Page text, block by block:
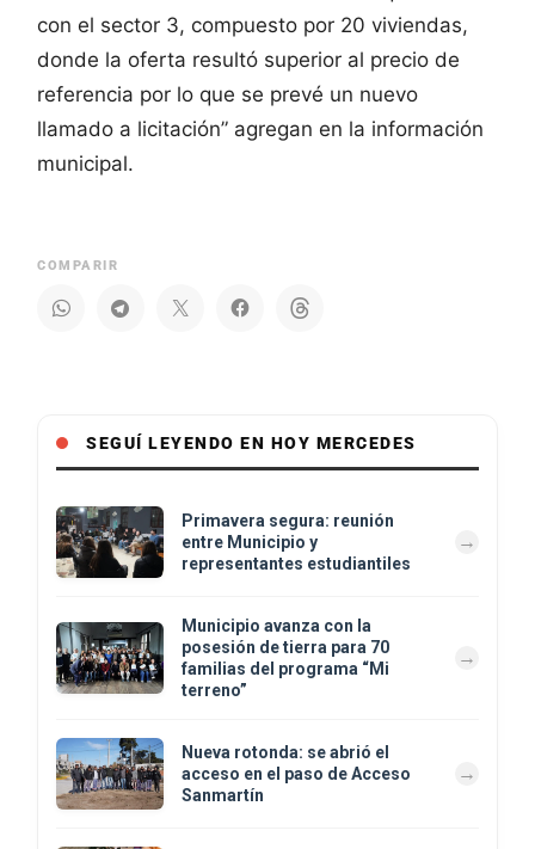
con el sector 3, compuesto por 20 viviendas,
donde la oferta resultó superior al precio de
referencia por lo que se prevé un nuevo
llamado a licitación” agregan en la información
municipal.
COMPARIR
SEGUÍ LEYENDO EN HOY MERCEDES
Primavera segura: reunión
entre Municipio y
representantes estudiantiles
Municipio avanza con la
posesión de tierra para 70
familias del programa “Mi
terreno”
Nueva rotonda: se abrió el
acceso en el paso de Acceso
Sanmartín